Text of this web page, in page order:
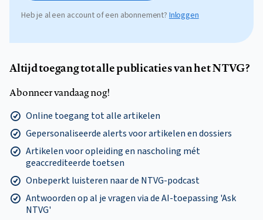
Heb je al een account of een abonnement?Inloggen
Altijd toegang tot alle publicaties van het NTVG?
Abonneer vandaag nog!
Online toegang tot alle artikelen
Gepersonaliseerde alerts voor artikelen en dossiers
Artikelen voor opleiding en nascholing mét
geaccrediteerde toetsen
Onbeperkt luisteren naar de NTVG-podcast
Antwoorden op al je vragen via de AI-toepassing 'Ask
NTVG'